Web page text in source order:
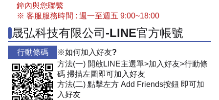
鐘內與您聯繫
※ 客服服務時間 : 週一至週五 9:00~18:00
晟弘科技有限公司-LINE官方帳號
行動條碼
※如何加入好友?
方法(一) 開啟LINE主選單>加入好友>行動條
碼 掃描左圖即可加入好友
方法(二) 點擊左方 Add Friends按鈕 即可加
入好友